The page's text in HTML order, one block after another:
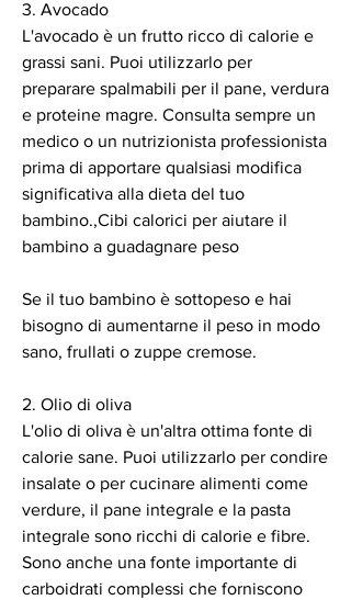
3. Avocado
L'avocado è un frutto ricco di calorie e
grassi sani. Puoi utilizzarlo per
preparare spalmabili per il pane, verdura
e proteine magre. Consulta sempre un
medico o un nutrizionista professionista
prima di apportare qualsiasi modifica
significativa alla dieta del tuo
bambino.,Cibi calorici per aiutare il
bambino a guadagnare peso
Se il tuo bambino è sottopeso e hai
bisogno di aumentarne il peso in modo
sano, frullati o zuppe cremose.
2. Olio di oliva
L'olio di oliva è un'altra ottima fonte di
calorie sane. Puoi utilizzarlo per condire
insalate o per cucinare alimenti come
verdure, il pane integrale e la pasta
integrale sono ricchi di calorie e fibre.
Sono anche una fonte importante di
carboidrati complessi che forniscono